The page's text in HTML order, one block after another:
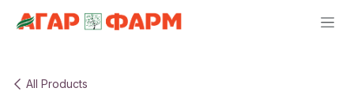
All Products